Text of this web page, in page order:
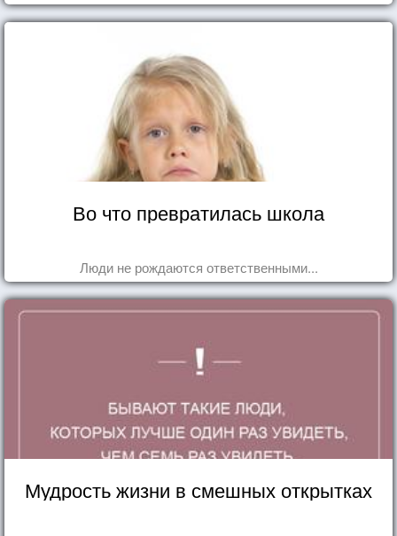
Во что превратилась школа
Люди не рождаются ответственными...
Мудрость жизни в смешных открытках